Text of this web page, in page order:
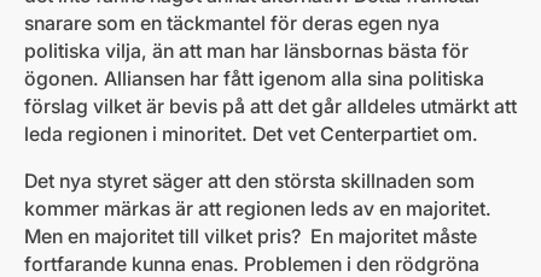
snarare som en täckmantel för deras egen nya
politiska vilja, än att man har länsbornas bästa för
ögonen. Alliansen har fått igenom alla sina politiska
förslag vilket är bevis på att det går alldeles utmärkt att
leda regionen i minoritet. Det vet Centerpartiet om.
Det nya styret säger att den största skillnaden som
kommer märkas är att regionen leds av en majoritet.
Men en majoritet till vilket pris? En majoritet måste
fortfarande kunna enas. Problemen i den rödgröna